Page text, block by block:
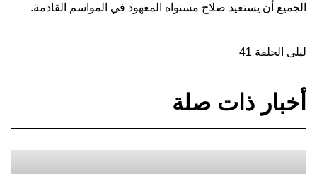
الجميع أن يستعيد صلاح مستواه المعهود في المواسم القادمة.
ليلى الحلقة 41
أخبار ذات صلة